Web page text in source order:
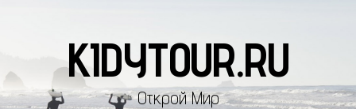
KIDYTOUR.RU
Открой Мир